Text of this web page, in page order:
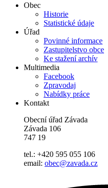
Obec
Historie
Statistické údaje
Úřad
Povinné informace
Zastupitelstvo obce
Ke stažení archív
Multimedia
Facebook
Zpravodaj
Nabídky práce
Kontakt
Obecní úřad Závada
Závada 106
747 19
tel.: +420 595 055 106
email: obec@zavada.cz